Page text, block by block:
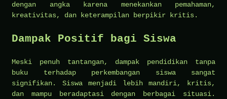
dengan angka karena menekankan pemahaman,
kreativitas, dan keterampilan berpikir kritis.
Dampak Positif bagi Siswa
Meski penuh tantangan, dampak pendidikan tanpa
buku terhadap perkembangan siswa sangat
signifikan. Siswa menjadi lebih mandiri, kritis,
dan mampu beradaptasi dengan berbagai situasi.